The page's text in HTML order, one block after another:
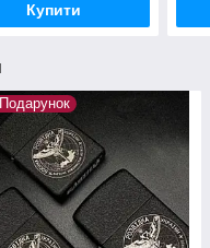
Купити
Подарунок